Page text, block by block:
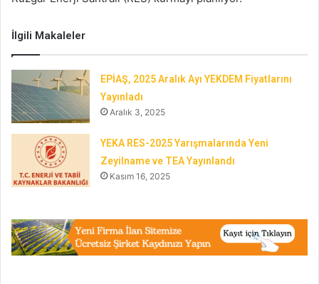
İlgili Makaleler
EPİAŞ, 2025 Aralık Ayı YEKDEM Fiyatlarını
Yayınladı
Aralık 3, 2025
YEKA RES-2025 Yarışmalarında Yeni
Zeyilname ve TEA Yayınlandı
Kasım 16, 2025